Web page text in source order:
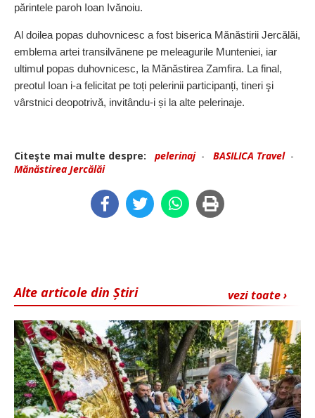
părintele paroh Ioan Ivănoiu.
Al doilea popas duhovnicesc a fost biserica Mănăstirii Jercălăi,
emblema artei transilvănene pe meleagurile Munteniei, iar
ultimul popas duhovnicesc, la Mănăstirea Zamfira. La final,
preotul Ioan i-a felicitat pe toți pelerinii participanți, tineri şi
vârstnici deopotrivă, invitându-i și la alte pelerinaje.
Citeşte mai multe despre: pelerinaj- BASILICA Travel-
Mănăstirea Jercălăi
vezi toate ›
Alte articole din Știri